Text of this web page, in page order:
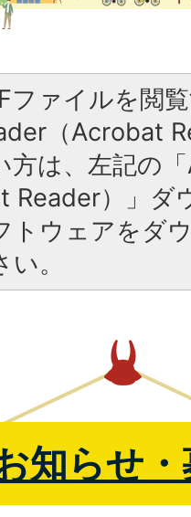
ファイルを閲
（Acrobat
方は、左記の
Reader）」ダ
トウェアをダ
。
知らせ